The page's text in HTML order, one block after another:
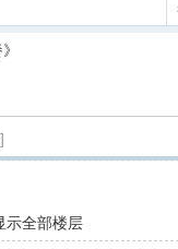
示全部楼层